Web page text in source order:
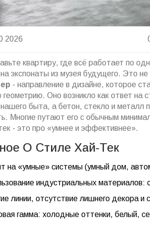
2026
квартиру, где всё работает по
экспонаты из музея будущего. Это
- направление в дизайне, которое
геометрию. Оно возникло как ответ на
быта, а бетон, стекло и металл
Многие путают его с обычным
- это про «умнее и эффективнее».
О Стиле Хай-Тек
на «умные» системы (умный дом,
индустриальных материалов:
линии, отсутствие лишнего декора и
гамма: холодные оттенки, белый,